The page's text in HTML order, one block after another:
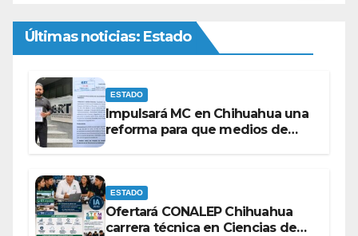
Últimas noticias: Estado
ESTADO
Impulsará MC en Chihuahua una
reforma para que medios de
ESTADO
Ofertará CONALEP Chihuahua
carrera técnica en Ciencias de